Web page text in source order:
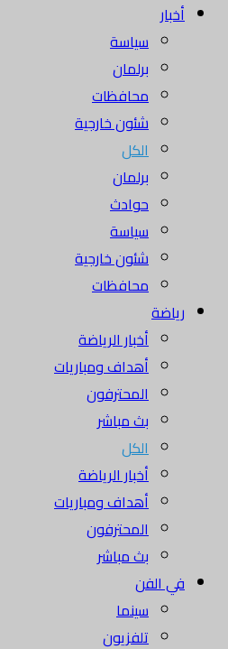
أخبار
سياسة
برلمان
محافظات
شئون خارجية
الكل
برلمان
حوادث
سياسة
شئون خارجية
محافظات
رياضة
أخبار الرياضة
أهداف ومباريات
المحترفون
بث مباشر
الكل
أخبار الرياضة
أهداف ومباريات
المحترفون
بث مباشر
في الفن
سينما
تلفزيون